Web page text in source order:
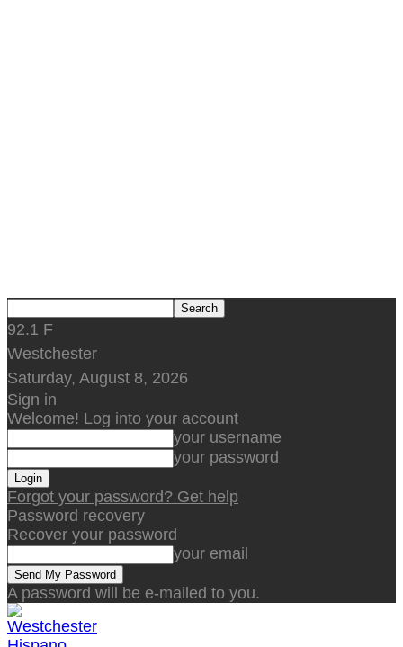
92.1 F
Westchester
Saturday, August 8, 2026
Sign in
Welcome! Log into your account
your username
your password
Forgot your password? Get help
Password recovery
Recover your password
your email
A password will be e-mailed to you.